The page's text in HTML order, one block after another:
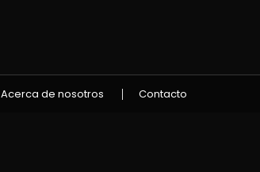
Acerca de nosotros Contacto